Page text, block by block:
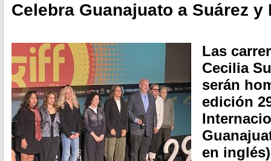
Celebra Guanajuato a Suárez y
Las
Cecilia
serán
edición
en inglés)